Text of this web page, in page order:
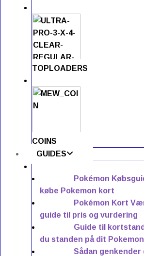
TOPLOADERS
COINS
GUIDES
Pokémon
købe Pokemon kort
Pokémon Kort
guide til pris og vurdering
Guide til
du standen på dit
Sådan genkender